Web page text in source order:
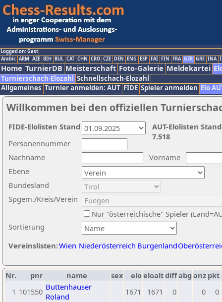
Logged on: Gast
Arabic ARM AZE BIH BUL CAT CHN CRO CZE DEN ENG ESP FAI FIN FRA GER GRE INA
Home TurnierDB Meisterschaft Foto-Galerie Meldekartei
Turnierschach-Elozahl Schnellschach-Elozahl
Allgemeines Turnier anmelden: AUT FIDE Spieler anmelden Elo
Willkommen bei den offiziellen
Nachname
Vorname
Ebene
Sortierung
Personennummer
Bundesland
Spgem./Kreis/Verein
Nur "österreichische" Spieler
Vereinslisten:Wien Niederösterreich Burgenland
AUT-Elolisten
7.518
FIDE-Elolisten Stand
Nr. pnr name sex eloeloaltdiffabg anz pkt
1 101550 Buttenhauser
Roland
1671 1671 0 0
0